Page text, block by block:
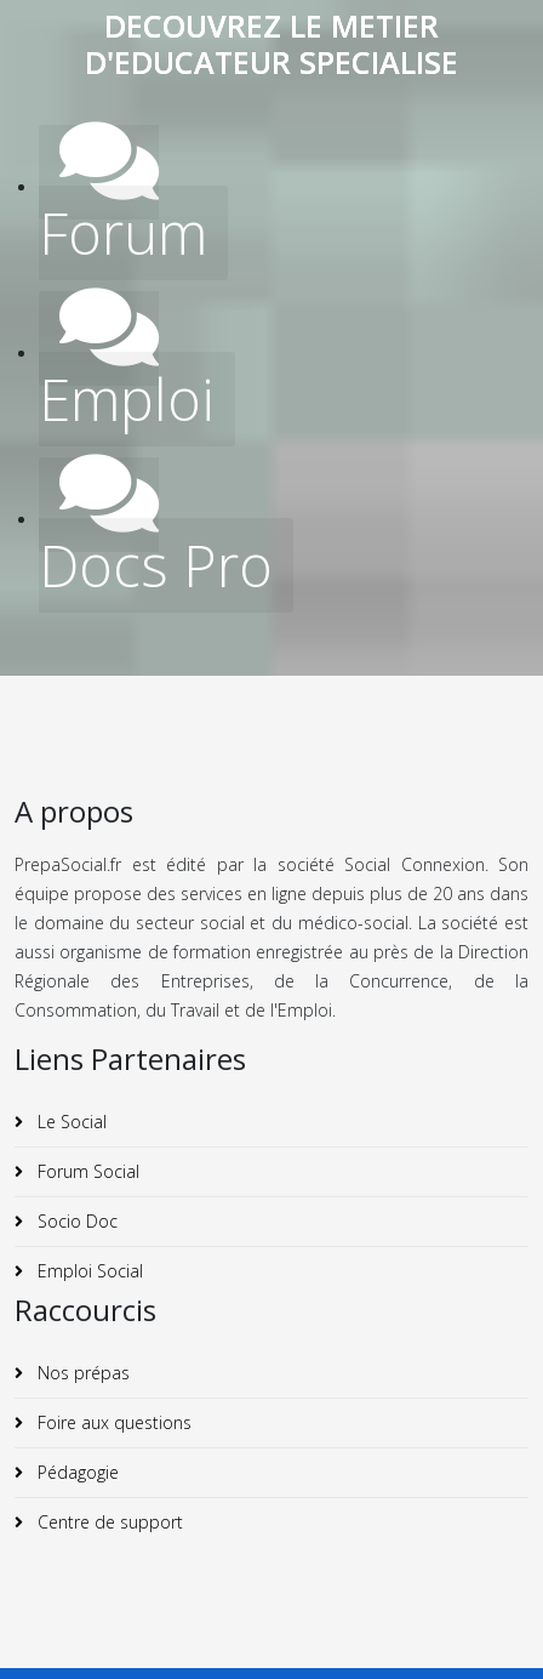
DECOUVREZ LE METIER
D'EDUCATEUR SPECIALISE
Forum
Emploi
Docs Pro
A propos
PrepaSocial.fr est édité par la société Social Connexion. Son
équipe propose des services en ligne depuis plus de 20 ans dans
le domaine du secteur social et du médico-social. La société est
aussi organisme de formation enregistrée au près de la Direction
Régionale des Entreprises, de la Concurrence, de la
Consommation, du Travail et de l'Emploi.
Liens Partenaires
Le Social
Forum Social
Socio Doc
Emploi Social
Raccourcis
Nos prépas
Foire aux questions
Pédagogie
Centre de support